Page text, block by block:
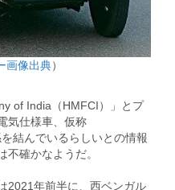
画像出典）
of India（HMFCI）」とプ
気仕様車、仮称
結んでいるらしいとの情報
不確かなようだ。
2021年前半に、西ベンガル